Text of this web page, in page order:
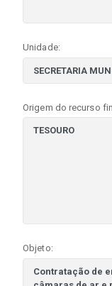
Unidade:
Origem do recurso
Objeto: